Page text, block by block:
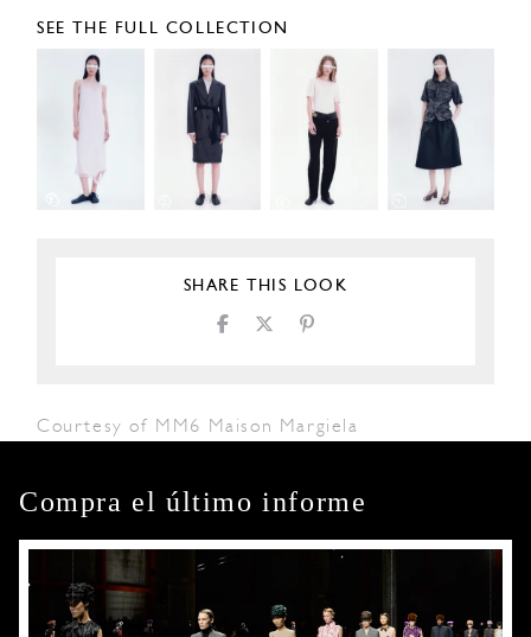
SEE THE FULL COLLECTION
SHARE THIS LOOK
Courtesy of MM6 Maison Margiela
Compra el último informe